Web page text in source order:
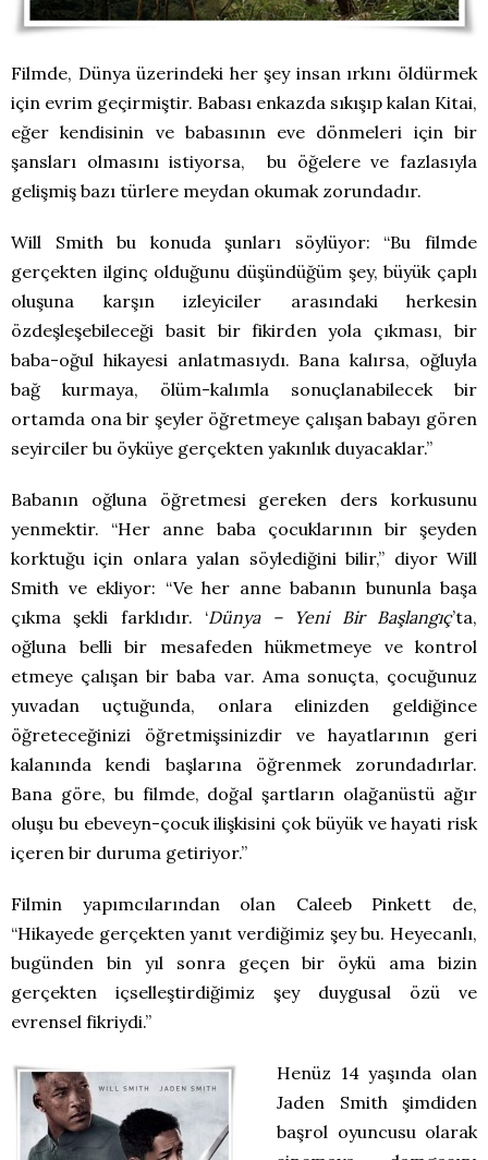
Filmde, Dünya üzerindeki her şey insan ırkını öldürmek
için evrim geçirmiştir. Babası enkazda sıkışıp kalan Kitai,
eğer kendisinin ve babasının eve dönmeleri için bir
şansları olmasını istiyorsa, bu öğelere ve fazlasıyla
gelişmiş bazı türlere meydan okumak zorundadır.
Will Smith bu konuda şunları söylüyor: “Bu filmde
gerçekten ilginç olduğunu düşündüğüm şey, büyük çaplı
oluşuna karşın izleyiciler arasındaki herkesin
özdeşleşebileceği basit bir fikirden yola çıkması, bir
baba-oğul hikayesi anlatmasıydı. Bana kalırsa, oğluyla
bağ kurmaya, ölüm-kalımla sonuçlanabilecek bir
ortamda ona bir şeyler öğretmeye çalışan babayı gören
seyirciler bu öyküye gerçekten yakınlık duyacaklar.”
Babanın oğluna öğretmesi gereken ders korkusunu
yenmektir. “Her anne baba çocuklarının bir şeyden
korktuğu için onlara yalan söylediğini bilir,” diyor Will
Smith ve ekliyor: “Ve her anne babanın bununla başa
çıkma şekli farklıdır. ‘Dünya – Yeni Bir Başlangıç’ta,
oğluna belli bir mesafeden hükmetmeye ve kontrol
etmeye çalışan bir baba var. Ama sonuçta, çocuğunuz
yuvadan uçtuğunda, onlara elinizden geldiğince
öğreteceğinizi öğretmişsinizdir ve hayatlarının geri
kalanında kendi başlarına öğrenmek zorundadırlar.
Bana göre, bu filmde, doğal şartların olağanüstü ağır
oluşu bu ebeveyn-çocuk ilişkisini çok büyük ve hayati risk
içeren bir duruma getiriyor.”
Filmin yapımcılarından olan Caleeb Pinkett de,
“Hikayede gerçekten yanıt verdiğimiz şey bu. Heyecanlı,
bugünden bin yıl sonra geçen bir öykü ama bizin
gerçekten içselleştirdiğimiz şey duygusal özü ve
evrensel fikriydi.”
Henüz 14 yaşında olan
Jaden Smith şimdiden
başrol oyuncusu olarak